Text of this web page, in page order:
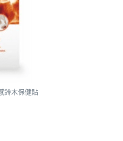
鈴木保健貼